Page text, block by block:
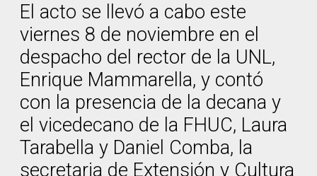
El acto se llevó a cabo este
viernes 8 de noviembre en el
despacho del rector de la UNL,
Enrique Mammarella, y contó
con la presencia de la decana y
el vicedecano de la FHUC, Laura
Tarabella y Daniel Comba, la
secretaria de Extensión y Cultura